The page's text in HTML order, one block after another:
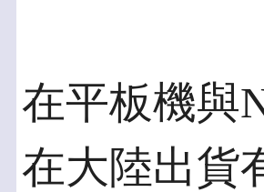
在平板機與
在大陸出貨